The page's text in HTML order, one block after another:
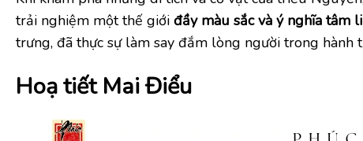
trải nghiệm một thế giới đầy màu sắc và ý nghĩa tâm
trưng, đã thực sự làm say đắm lòng người trong hành
Hoạ tiết Mai Điểu